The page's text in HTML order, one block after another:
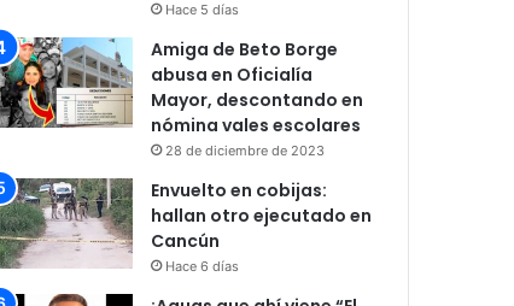
Hace 5 días
Amiga de Beto Borge
abusa en Oficialía
Mayor, descontando en
nómina vales escolares
28 de diciembre de 2023
Envuelto en cobijas:
hallan otro ejecutado en
Cancún
Hace 6 días